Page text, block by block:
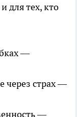
для тех, кто
—
через страх —
—